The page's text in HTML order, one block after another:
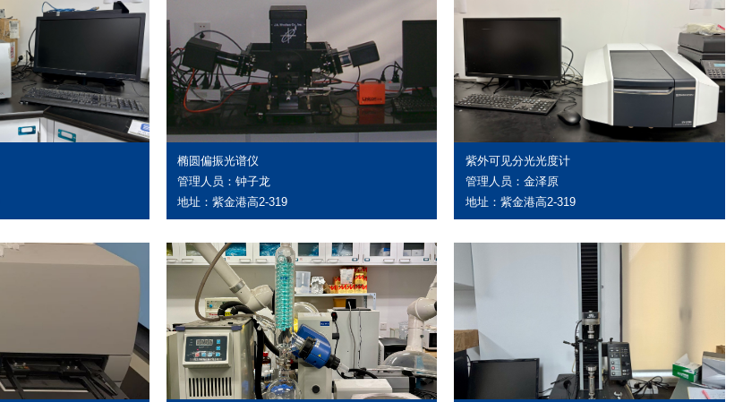
椭圆偏振光谱仪
管理人员：钟子龙
地址：紫金港高2-319
紫外可见分光光度计
管理人员：金泽原
地址：紫金港高2-319